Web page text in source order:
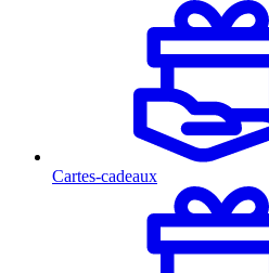
Cartes-cadeaux